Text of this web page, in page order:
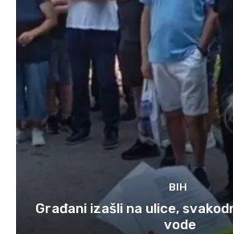
BIH
Građani izašli na ulice,
vode